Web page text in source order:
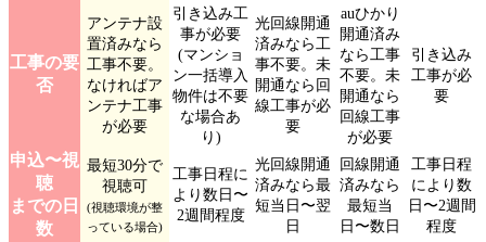
工事の要
否
アンテナ設
置済みなら
工事不要。
なければア
ンテナ工事
が必要
引き込み工
事が必要
(マンショ
ン一括導入
物件は不要
な場合あ
り)
光回線開通
済みなら工
事不要。未
開通なら回
線工事が必
要
auひかり
開通済み
なら工事
不要。未
開通なら
回線工事
が必要
引き込み
工事が必
要
申込〜視
聴
までの日
数
最短30分で
視聴可
(視聴環境が整
っている場合)
工事日程に
より数日〜
2週間程度
光回線開通
済みなら最
短当日〜翌
日
回線開通
済みなら
最短当
日〜数日
工事日程
により数
日〜2週間
程度